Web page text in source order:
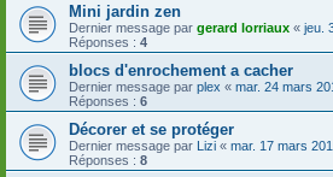
Mini jardin zen
Dernier message par gerard lorriaux « jeu.
Réponses : 4
blocs d'enrochement a cacher
Dernier message par plex « mar. 24 mars
Réponses : 6
Décorer et se protéger
Dernier message par Lizi « mar. 17 mars
Réponses : 8